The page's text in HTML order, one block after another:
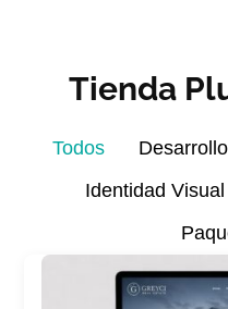
Tienda
Identidad Visual
Todos